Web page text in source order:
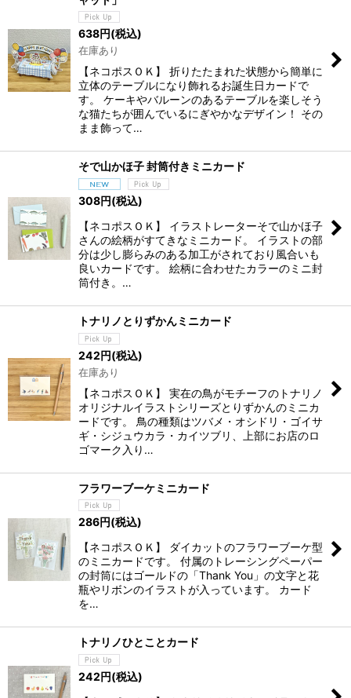
638円(税込)
在庫あり
【ネコポスＯＫ】 折りたたまれた状態から簡単に
立体のテーブルになり飾れるお誕生日カードで
す。 ケーキやバルーンのあるテーブルを楽しそう
な猫たちが囲んでいるにぎやかなデザイン！ その
まま飾って…
そで山かほ子 封筒付きミニカード
308円(税込)
【ネコポスＯＫ】 イラストレーターそで山かほ子
さんの絵柄がすてきなミニカード。 イラストの部
分は少し膨らみのある加工がされており風合いも
良いカードです。 絵柄に合わせたカラーのミニ封
筒付き。…
トナリノとりずかんミニカード
242円(税込)
在庫あり
【ネコポスＯＫ】 実在の鳥がモチーフのトナリノ
オリジナルイラストシリーズとりずかんのミニカ
ードです。 鳥の種類はツバメ・オシドリ・ゴイサ
ギ・シジュウカラ・カイツブリ、上部にお店のロ
ゴマーク入り…
フラワーブーケミニカード
286円(税込)
【ネコポスＯＫ】 ダイカットのフラワーブーケ型
のミニカードです。 付属のトレーシングペーパー
の封筒にはゴールドの「Thank You」の文字と花
瓶やリボンのイラストが入っています。 カード
を…
トナリノひとことカード
242円(税込)